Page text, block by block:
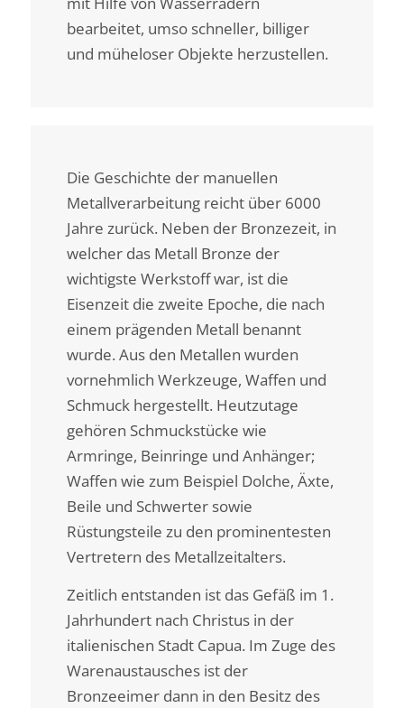
bearbeitet, umso schneller, billiger
und müheloser Objekte herzustellen.
Die Geschichte der manuellen
Metallverarbeitung reicht über 6000
Jahre zurück. Neben der Bronzezeit, in
welcher das Metall Bronze der
wichtigste Werkstoff war, ist die
Eisenzeit die zweite Epoche, die nach
einem prägenden Metall benannt
wurde. Aus den Metallen wurden
vornehmlich Werkzeuge, Waffen und
Schmuck hergestellt. Heutzutage
gehören Schmuckstücke wie
Armringe, Beinringe und Anhänger;
Waffen wie zum Beispiel Dolche, Äxte,
Beile und Schwerter sowie
Rüstungsteile zu den prominentesten
Vertretern des Metallzeitalters.
Zeitlich entstanden ist das Gefäß im 1.
Jahrhundert nach Christus in der
italienischen Stadt Capua. Im Zuge des
Warenaustausches ist der
Bronzeeimer dann in den Besitz des